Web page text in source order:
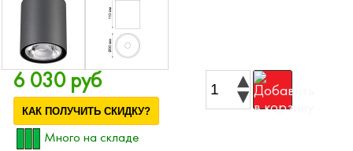
6 030 руб
КАК ПОЛУЧИТЬ СКИДКУ?
Много на складе